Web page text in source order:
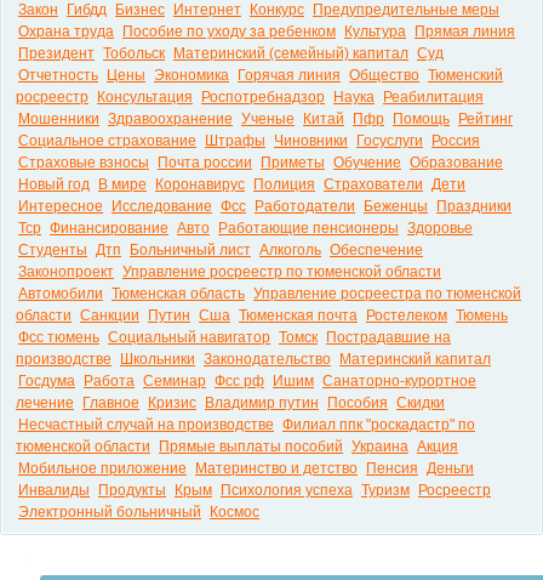
Закон
Гибдд Бизнес Интернет Конкурс
Предупредительные меры
Охрана труда
Пособие по уходу за ребенком Культура
Прямая линия
Президент Тобольск Материнский (семейный) капитал Суд
Отчетность
Цены Экономика Горячая линия Общество Тюменский
росреестр
Консультация Роспотребнадзор Наука
Реабилитация
Мошенники Здравоохранение Ученые Китай Пфр Помощь
Рейтинг
Социальное страхование
Штрафы Чиновники Госуслуги
Россия
Страховые взносы
Почта россии Приметы Обучение Образование
Новый год
В мире Коронавирус Полиция Страхователи Дети
Интересное
Исследование Фсс Работодатели Беженцы
Праздники
Тср Финансирование Авто Работающие пенсионеры Здоровье
Студенты Дтп Больничный лист Алкоголь Обеспечение
Законопроект Управление росреестр по тюменской области
Автомобили Тюменская область Управление росреестра по тюменской
области Санкции Путин Сша Тюменская почта Ростелеком Тюмень
Фсс тюмень Социальный навигатор Томск
Пострадавшие на
производстве
Школьники Законодательство
Материнский капитал
Госдума
Работа Семинар Фсс рф Ишим Санаторно-курортное
лечение
Главное Кризис Владимир путин Пособия Скидки
Несчастный случай на производстве Филиал ппк "роскадастр" по
тюменской области
Прямые выплаты пособий Украина Акция
Мобильное приложение
Материнство и детство Пенсия Деньги
Инвалиды
Продукты Крым Психология успеха Туризм
Росреестр
Электронный больничный
Космос